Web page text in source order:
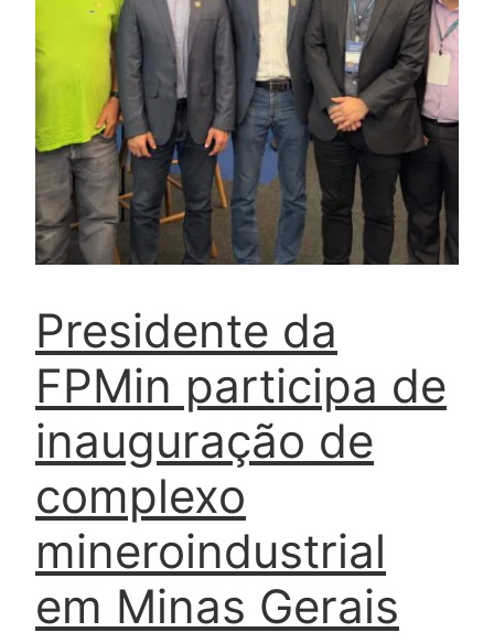
Presidente da
FPMin participa de
inauguração de
complexo
mineroindustrial
em Minas Gerais